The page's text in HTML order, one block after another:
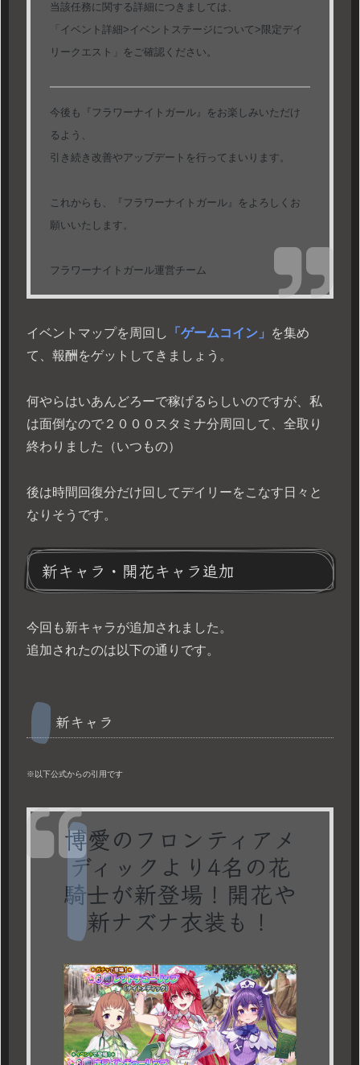
当該任務に関する詳細につきましては、
「イベント詳細>イベントステージについて>限定デイ
リークエスト」をご確認ください。
今後も『フラワーナイトガール』をお楽しみいただけ
るよう、
引き続き改善やアップデートを行ってまいります。
これからも、『フラワーナイトガール』をよろしくお
願いいたします。
フラワーナイトガール運営チーム
イベントマップを周回し 「ゲームコイン」
を集め
て、報酬をゲットしてきましょう。
何やらはいあんどろーで稼げるらしいのですが、私
は面倒なので２０００スタミナ分周回して、全取り
終わりました（いつもの）
後は時間回復分だけ回してデイリーをこなす日々と
なりそうです。
新キャラ・開花キャラ追加
今回も新キャラが追加されました。
追加されたのは以下の通りです。
新キャラ
※以下公式からの引用です
博愛のフロンティアメ
ディックより4名の花
騎士が新登場！開花や
新ナズナ衣装も！